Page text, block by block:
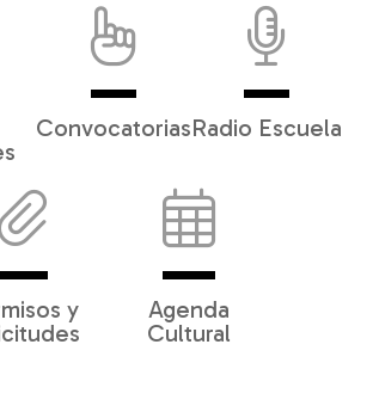
ConvocatoriasRadio Escuela
y
Agenda
Cultural